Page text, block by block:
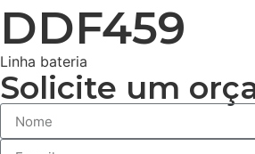
DDF459
Linha bateria
Solicite um